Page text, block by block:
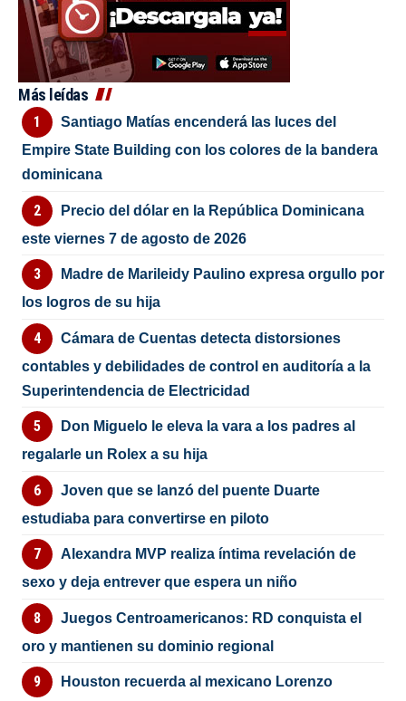
Más leídas
Santiago Matías encenderá las luces del
Empire State Building con los colores de la bandera
dominicana
Precio del dólar en la República Dominicana
este viernes 7 de agosto de 2026
Madre de Marileidy Paulino expresa orgullo por
los logros de su hija
Cámara de Cuentas detecta distorsiones
contables y debilidades de control en auditoría a la
Superintendencia de Electricidad
Don Miguelo le eleva la vara a los padres al
regalarle un Rolex a su hija
Joven que se lanzó del puente Duarte
estudiaba para convertirse en piloto
Alexandra MVP realiza íntima revelación de
sexo y deja entrever que espera un niño
Juegos Centroamericanos: RD conquista el
oro y mantienen su dominio regional
Houston recuerda al mexicano Lorenzo